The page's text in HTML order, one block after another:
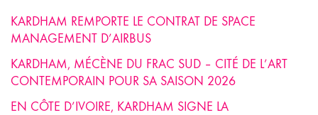
KARDHAM REMPORTE LE CONTRAT DE SPACE
MANAGEMENT D’AIRBUS
KARDHAM, MÉCÈNE DU FRAC SUD – CITÉ DE L’ART
CONTEMPORAIN POUR SA SAISON 2026
EN CÔTE D’IVOIRE, KARDHAM SIGNE LA